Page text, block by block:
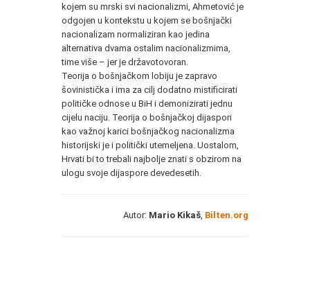
kojem su mrski svi nacionalizmi, Ahmetović je
odgojen u kontekstu u kojem se bošnjački
nacionalizam normaliziran kao jedina
alternativa dvama ostalim nacionalizmima,
time više – jer je državotovoran.
Teorija o bošnjačkom lobiju je zapravo
šovinistička i ima za cilj dodatno mistificirati
političke odnose u BiH i demonizirati jednu
cijelu naciju. Teorija o bošnjačkoj dijaspori
kao važnoj karici bošnjačkog nacionalizma
historijski je i politički utemeljena. Uostalom,
Hrvati bi to trebali najbolje znati s obzirom na
ulogu svoje dijaspore devedesetih.
Autor: Mario Kikaš Bilten.org